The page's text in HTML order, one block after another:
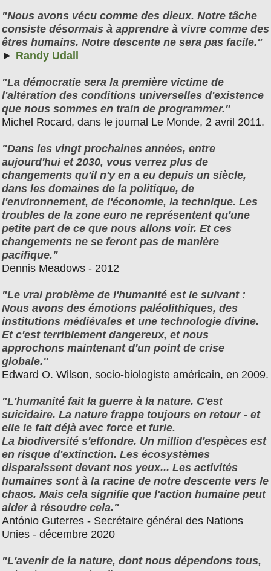
"Nous avons vécu comme des dieux. Notre tâche
consiste désormais à apprendre à vivre comme des
êtres humains. Notre descente ne sera pas facile."
► Randy Udall
"La démocratie sera la première victime de
l'altération des conditions universelles d'existence
que nous sommes en train de programmer."
Michel Rocard, dans le journal Le Monde, 2 avril 2011.
"Dans les vingt prochaines années, entre
aujourd'hui et 2030, vous verrez plus de
changements qu'il n'y en a eu depuis un siècle,
dans les domaines de la politique, de
l'environnement, de l'économie, la technique. Les
troubles de la zone euro ne représentent qu'une
petite part de ce que nous allons voir. Et ces
changements ne se feront pas de manière
pacifique."
Dennis Meadows - 2012
"Le vrai problème de l'humanité est le suivant :
Nous avons des émotions paléolithiques, des
institutions médiévales et une technologie divine.
Et c'est terriblement dangereux, et nous
approchons maintenant d'un point de crise
globale."
Edward O. Wilson, socio-biologiste américain, en 2009.
"L'humanité fait la guerre à la nature. C'est
suicidaire. La nature frappe toujours en retour - et
elle le fait déjà avec force et furie.
La biodiversité s'effondre. Un million d'espèces est
en risque d'extinction. Les écosystèmes
disparaissent devant nos yeux... Les activités
humaines sont à la racine de notre descente vers le
chaos. Mais cela signifie que l'action humaine peut
aider à résoudre cela."
António Guterres - Secrétaire général des Nations
Unies - décembre 2020
"L'avenir de la nature, dont nous dépendons tous,